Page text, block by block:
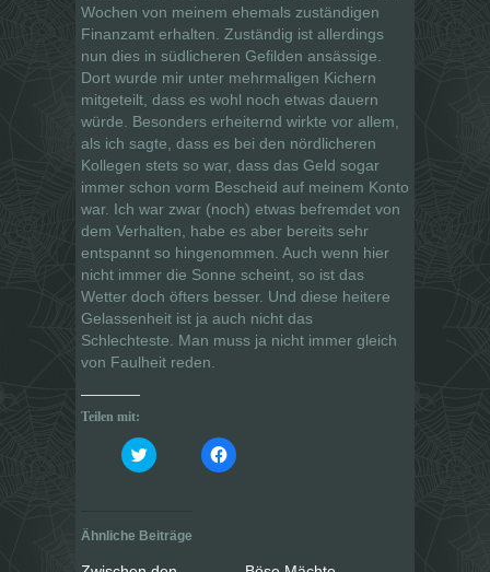
Wochen von meinem ehemals zuständigen
Finanzamt erhalten. Zuständig ist allerdings
nun dies in südlicheren Gefilden ansässige.
Dort wurde mir unter mehrmaligen Kichern
mitgeteilt, dass es wohl noch etwas dauern
würde. Besonders erheiternd wirkte vor allem,
als ich sagte, dass es bei den nördlicheren
Kollegen stets so war, dass das Geld sogar
immer schon vorm Bescheid auf meinem Konto
war. Ich war zwar (noch) etwas befremdet von
dem Verhalten, habe es aber bereits sehr
entspannt so hingenommen. Auch wenn hier
nicht immer die Sonne scheint, so ist das
Wetter doch öfters besser. Und diese heitere
Gelassenheit ist ja auch nicht das
Schlechteste. Man muss ja nicht immer gleich
von Faulheit reden.
Teilen mit:
K
l
u
m
K
l
Ähnliche Beiträge